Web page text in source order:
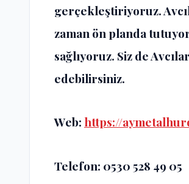
gerçekleştiriyoruz.
zaman ön planda
sağlıyoruz. Siz de
edebilirsiniz.
Web: https://
Telefon: 0530 528 49 05